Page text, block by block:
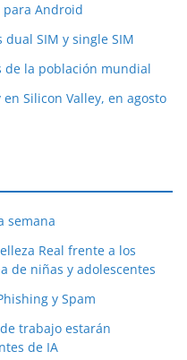
para Android
SIM y single SIM
de la población mundial
Silicon Valley, en agosto
semana
Real frente a los
de niñas y adolescentes
y Spam
trabajo estarán
de IA